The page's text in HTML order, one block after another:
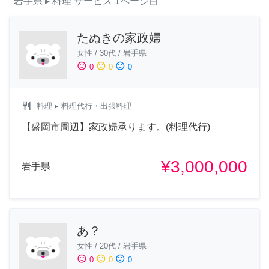
たぬきの家政婦
女性 / 30代 / 岩手県
sentiment_satisfied 0 sentiment_neutral 0 sentiment_dissatisfied 0
restaurant 料理 ▸ 料理代行・出張料理
【盛岡市周辺】家政婦承ります。(料理代行)
岩手県 ¥3,000,000
あ？
女性 / 20代 / 岩手県
sentiment_satisfied 0 sentiment_neutral 0 sentiment_dissatisfied 0